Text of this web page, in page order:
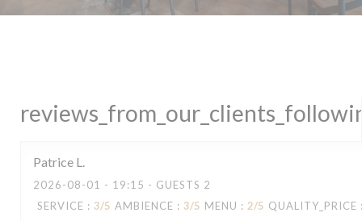
Patrice L
2026-08-01 - 19:15 - GUESTS 2
SERVICE : 3/5 AMBIENCE : 3/5 MENU : 2/5 QUALITY_PRICE